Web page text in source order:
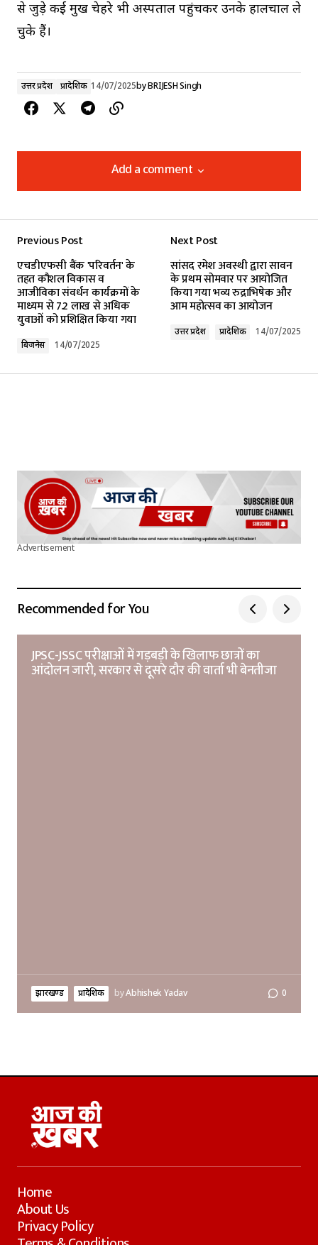
से जुड़े कई प्रमुख चेहरे भी अस्पताल पहुंचकर उनके हालचाल ले
चुके हैं।
उत्तर प्रदेश प्रादेशिक 14/07/2025byBRIJESH Singh
Add a comment
Add a comment
Required fields are marked*
Comment*
Submit Comment
Previous Post
एचडीएफसी बैंक 'परिवर्तन' के
तहत कौशल विकास व
आजीविका संवर्धन कार्यक्रमों के
माध्यम से 7.2 लाख से अधिक
युवाओं को प्रशिक्षित किया गया
बिजनेस 14/07/2025
Next Post
सांसद रमेश अवस्थी द्वारा सावन
के प्रथम सोमवार पर आयोजित
किया गया भव्य रुद्राभिषेक और
आम महोत्सव का आयोजन
उत्तर प्रदेश प्रादेशिक 14/07/2025
Advertisement
Recommended for You
JPSC-JSSC परीक्षाओं में गड़बड़ी के खिलाफ छात्रों का
आंदोलन जारी, सरकार से दूसरे दौर की वार्ता भी बेनतीजा
झारखण्ड प्रादेशिक byAbhishek Yadav 0
Home
About Us
Privacy Policy